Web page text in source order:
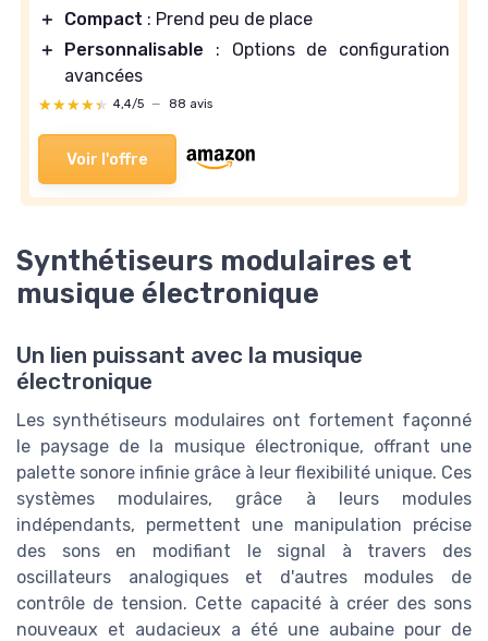
＋
Compact : Prend peu de place
＋
Personnalisable : Options de configuration
avancées
★★★★★
★★★★★ 4,4/5 — 88 avis
Voir l'offre
Synthétiseurs modulaires et
musique électronique
Un lien puissant avec la musique
électronique
Les synthétiseurs modulaires ont fortement façonné
le paysage de la musique électronique, offrant une
palette sonore infinie grâce à leur flexibilité unique. Ces
systèmes modulaires, grâce à leurs modules
indépendants, permettent une manipulation précise
des sons en modifiant le signal à travers des
oscillateurs analogiques et d'autres modules de
contrôle de tension. Cette capacité à créer des sons
nouveaux et audacieux a été une aubaine pour de